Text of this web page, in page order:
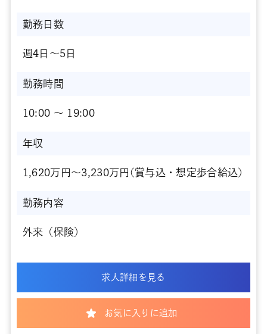
勤務日数
週4日～5日
勤務時間
10:00 〜 19:00
年収
1,620万円～3,230万円(賞与込・想定歩合給込)
勤務内容
外来（保険）
求人詳細を見る
お気に入りに追加